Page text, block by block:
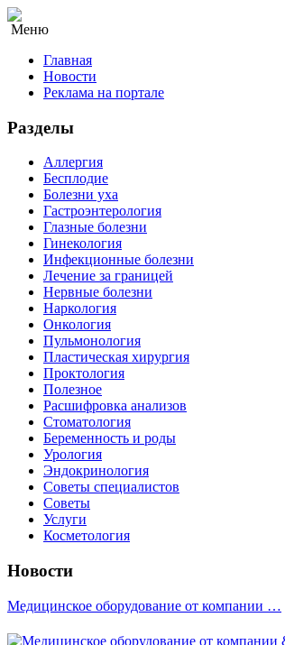
Меню
Главная
Новости
Реклама на портале
Разделы
Аллергия
Бесплодие
Болезни уха
Гастроэнтерология
Глазные болезни
Гинекология
Инфекционные болезни
Лечение за границей
Нервные болезни
Наркология
Онкология
Пульмонология
Пластическая хирургия
Проктология
Полезное
Расшифровка анализов
Стоматология
Беременность и роды
Урология
Эндокринология
Советы специалистов
Советы
Услуги
Косметология
Новости
Медицинское оборудование от компании …